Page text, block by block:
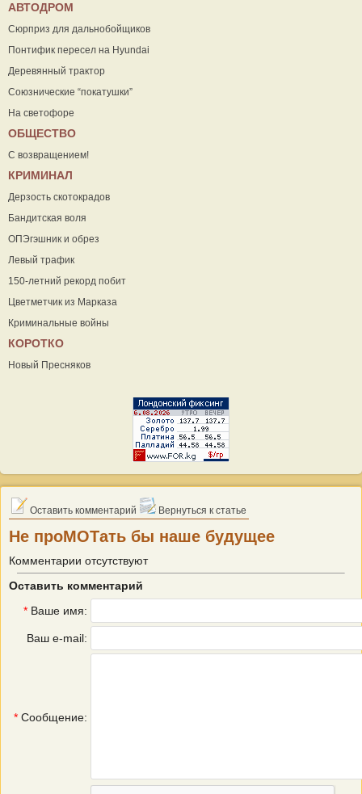
АВТОДРОМ
Сюрприз для дальнобойщиков
Понтифик пересел на Hyundai
Деревянный трактор
Союзнические “покатушки”
На светофоре
ОБЩЕСТВО
С возвращением!
КРИМИНАЛ
Дерзость скотокрадов
Бандитская воля
ОПЭгэшник и обрез
Левый трафик
150-летний рекорд побит
Цветметчик из Марказа
Криминальные войны
КОРОТКО
Новый Пресняков
Оставить комментарий Вернуться к статье
Не проМОТать бы наше будущее
Комментарии отсутствуют
Оставить комментарий
* Ваше имя:
Ваш e-mail:
* Сообщение: